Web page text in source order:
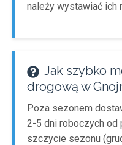
należy wystawiać ich
Jak szybko
drogową w
Poza sezonem
2-5 dni roboczych od
szczycie sezonu